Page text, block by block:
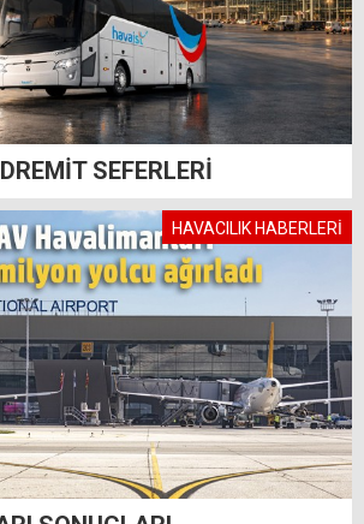
SEFERLERİ
HAVACILIK HABERLERİ